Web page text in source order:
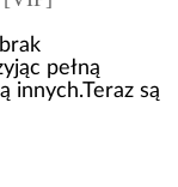
pełną
innych.Teraz są